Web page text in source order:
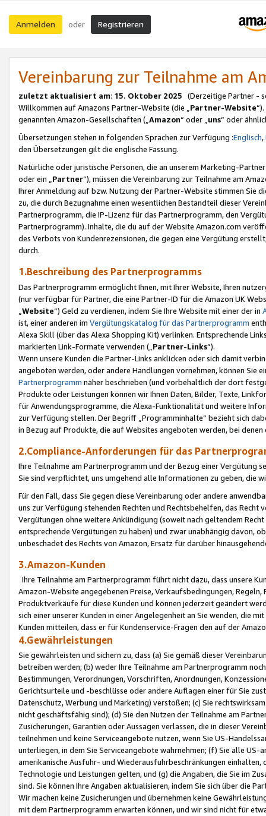
Anmelden oder Registrieren
Vereinbarung zur Teilnahme am
zuletzt aktualisiert am: 15. Oktober 2025 (Derzeitige Partner -
Willkommen auf Amazons Partner-Website (die „Partner-Website
genannten Amazon-Gesellschaften („Amazon“ oder „uns“ oder
Übersetzungen stehen in folgenden Sprachen zur Verfügung :Englisch,
den Übersetzungen gilt die englische Fassung.
Natürliche oder juristische Personen, die an unserem Marketing-
oder ein „Partner“), müssen die Vereinbarung zur Teilnahme am
Ihrer Anmeldung auf bzw. Nutzung der Partner-Website stimmen Sie
zu, die durch Bezugnahme einen wesentlichen Bestandteil dieser
Partnerprogramm, die IP-Lizenz für das Partnerprogramm, den
Partnerprogramm). Inhalte, die du auf der Website Amazon.com
des Verbots von Kundenrezensionen, die gegen eine Vergütung
durch.
1.Beschreibung des Partnerprogramms
Das Partnerprogramm ermöglicht Ihnen, mit Ihrer Website, Ihren
(nur verfügbar für Partner, die eine Partner-ID für die Amazon UK
Website“) Geld zu verdienen, indem Sie Ihre Website mit einer der in
ist, einer anderen im Vergütungskatalog für das Partnerprogramm
Alexa Skill (über das Alexa Shopping Kit) verlinken. Entsprechende
markierten Link-Formate verwenden („ Partner-Links“).
Wenn unsere Kunden die Partner-Links anklicken oder sich damit
angeboten werden, oder andere Handlungen vornehmen, können Sie
Partnerprogramm näher beschrieben (und vorbehaltlich der dort
Produkte oder Leistungen können wir Ihnen Daten, Bilder, Texte,
für Anwendungsprogramme, die Alexa-Funktionalität und weitere
zur Verfügung stellen. Der Begriff „Programminhalte“ bezieht sich
in Bezug auf Produkte, die auf Websites angeboten werden, bei
2.Compliance-Anforderungen für das
Ihre Teilnahme am Partnerprogramm und der Bezug einer Vergütung
Sie sind verpflichtet, uns umgehend alle Informationen zu geben, die
Für den Fall, dass Sie gegen diese Vereinbarung oder andere
uns zur Verfügung stehenden Rechten und Rechtsbehelfen, das
Vergütungen ohne weitere Ankündigung (soweit nach geltendem
entsprechende Vergütungen zu haben) und zwar unabhängig davon,
unbeschadet des Rechts von Amazon, Ersatz für darüber
3.Amazon-Kunden
Ihre Teilnahme am Partnerprogramm führt nicht dazu, dass unsere
Amazon-Website angegebenen Preise, Verkaufsbedingungen,
Produktverkäufe für diese Kunden und können jederzeit geändert
sich einer unserer Kunden in einer Angelegenheit an Sie wenden, die
Kunden mitteilen, dass er für Kundenservice-Fragen den auf der
4.Gewährleistungen
Sie gewährleisten und sichern zu, dass (a) Sie gemäß dieser
betreiben werden; (b) weder Ihre Teilnahme am Partnerprogramm
Bestimmungen, Verordnungen, Vorschriften, Anordnungen,
Gerichtsurteile und -beschlüsse oder andere Auflagen einer für Sie
Datenschutz, Werbung und Marketing) verstoßen; (c) Sie
nicht geschäftsfähig sind); (d) Sie den Nutzen der Teilnahme am
Zusicherungen, Garantien oder Aussagen verlassen, die in dieser
teilnehmen und keine Serviceangebote nutzen, wenn Sie US-
unterliegen, in dem Sie Serviceangebote wahrnehmen; (f) Sie alle
amerikanische Ausfuhr- und Wiederausfuhrbeschränkungen
Technologie und Leistungen gelten, und (g) die Angaben, die Sie im
sind. Sie können Ihre Angaben aktualisieren, indem Sie sich über die
Wir machen keine Zusicherungen und übernehmen keine
mit dem Partnerprogramm erwarten können, und wir sind nicht für